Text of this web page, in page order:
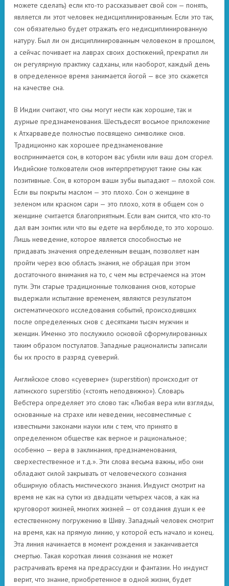
можете сделать) если кто-то рассказывает свой сон — понять,
является ли этот человек недисциплинированным. Если это так,
сон обязательно будет отражать его недисциплинированную
натуру. Был ли он дисциплинированным человеком в прошлом,
а сейчас почивает на лаврах своих достижений, прекратил ли
он регулярную практику садханы, или наоборот, каждый день
в определенное время занимается йогой — все это скажется
на качестве сна.
В Индии считают, что сны могут нести как хорошие, так и
дурные предзнаменования. Шестьдесят восьмое приложение
к Атхарваведе полностью посвящено символике снов.
Традиционно как хорошее предзнаменование
воспринимается сон, в котором вас убили или ваш дом сгорел.
Индийские толкователи снов интерпретируют такие сны как
позитивные. Сон, в котором ваши зубы выпадают — плохой сон.
Если вы покрыты маслом — это плохо. Сон о женщине в
зеленом или красном сари — это плохо, хотя в общем сон о
женщине считается благоприятным. Если вам снится, что кто-то
дал вам зонтик или что вы едете на верблюде, то это хорошо.
Лишь неведение, которое является способностью не
придавать значения определенным вещам, позволяет нам
пройти через всю область знания, не обращая при этом
достаточного внимания на то, с чем мы встречаемся на этом
пути. Эти старые традиционные толкования снов, которые
выдержали испытание временем, являются результатом
систематического исследования событий, происходивших
после определенных снов с десятками тысяч мужчин и
женщин. Именно это послужило основой сформулированных
таким образом постулатов. Западные рационалисты записали
бы их просто в разряд суеверий.
Английское слово «суеверие» (superstition) происходит от
латинского superstitio («стоять неподвижно»). Словарь
Вебстера определяет это слово так: «Любая вера или взгляды,
основанные на страхе или неведении, несовместимые с
известными законами науки или с тем, что принято в
определенном обществе как верное и рациональное;
особенно — вера в заклинания, предзнаменования,
сверхестественное и т.д.». Эти слова весьма важны, ибо они
обладают силой закрывать от человеческого сознания
обширную область мистического знания. Индуист смотрит на
время не как на сутки из двадцати четырех часов, а как на
круговорот жизней, многих жизней — от создания души к ее
естественному погружению в Шиву. Западный человек смотрит
на время, как на прямую линию, у которой есть начало и конец.
Эта линия начинается в момент рождения и заканчивается
смертью. Такая короткая линия сознания не может
растрачивать время на предрассудки и фантазии. Но индуист
верит, что знание, приобретенное в одной жизни, будет